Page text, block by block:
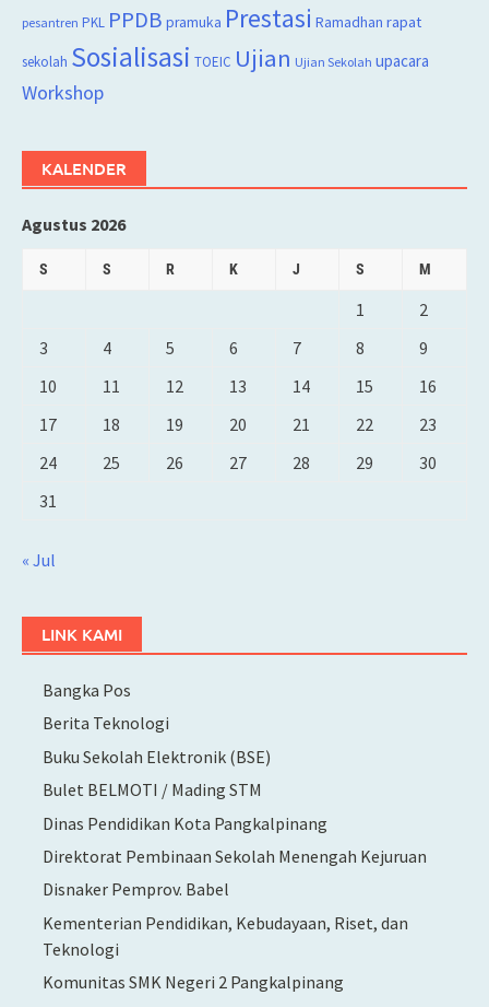
pesantren PKL PPDB pramuka Prestasi Ramadhan rapat
sekolah Sosialisasi TOEIC Ujian Ujian Sekolah upacara
Workshop
KALENDER
Agustus 2026
S S R K J S M
1
2
3
4 5 6 7 8
9
10
11 12 13 14 15
16
17
18 19 20 21 22
23
24
25 26 27 28 29
30
31
« Jul
LINK KAMI
Bangka Pos
Berita Teknologi
Buku Sekolah Elektronik (BSE)
Bulet BELMOTI / Mading STM
Dinas Pendidikan Kota Pangkalpinang
Direktorat Pembinaan Sekolah Menengah Kejuruan
Disnaker Pemprov. Babel
Kementerian Pendidikan, Kebudayaan, Riset, dan
Teknologi
Komunitas SMK Negeri 2 Pangkalpinang